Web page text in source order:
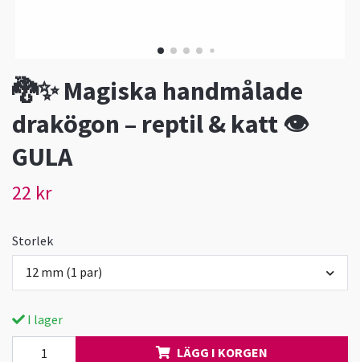
🐉✨ Magiska handmålade
drakögon – reptil & katt 👁️
GULA
22 kr
Storlek
12 mm (1 par)
I lager
LÄGG I KORGEN